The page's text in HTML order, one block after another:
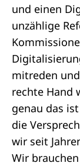
und einen
unzählige
mitreden
rechte Hand
genau das
die
wir seit
Wir